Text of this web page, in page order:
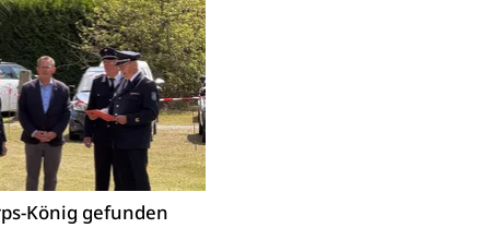
König gefunden